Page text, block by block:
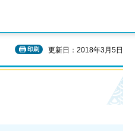
印刷 更新日：2018年3月5日